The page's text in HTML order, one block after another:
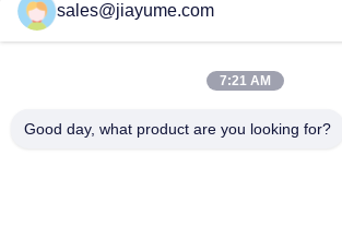
Contactez rapidement
Xingdong, Xin de Qunhui “une rue, Bao
sales@jiayume.com
7:21 AM
Good day, what product are you looking for?